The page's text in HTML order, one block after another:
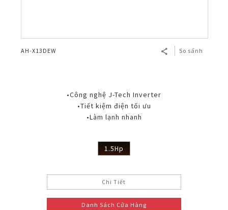
AH-X13DEW So sánh
•Công nghệ J-Tech Inverter
•Tiết kiệm điện tối ưu
•Làm lạnh nhanh
1.5Hp
Chi Tiết
Danh Sách Cửa Hàng